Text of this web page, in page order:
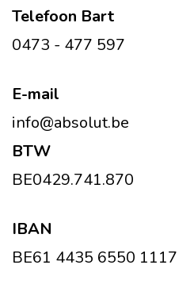
Telefoon Bart
0473 - 477 597
E-mail
info@absolut.be
BTW
BE0429.741.870
IBAN
BE61 4435 6550 1117